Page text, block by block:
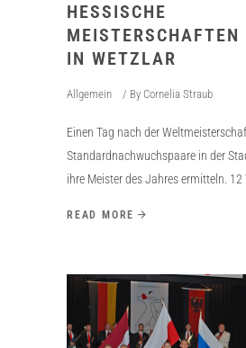
HESSISCHE
IN WETZLAR
Allgemein By Cornelia Straub
Einen Tag nach der
Standardnachwuchspaare in der
ihre Meister des Jahres ermitteln. 12
READ MORE